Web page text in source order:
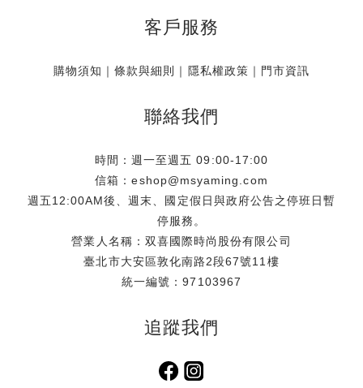
客戶服務
購物須知 ｜條款與細則 ｜ 隱私權政策 ｜ 門市資訊
聯絡我們
時間：週一至週五 09:00-17:00
信箱：eshop@msyaming.com
週五12:00AM後、週末、國定假日與政府公告之停班日暫
停服務。
營業人名稱：双喜國際時尚股份有限公司
臺北市大安區敦化南路2段67號11樓
統一編號：97103967
追蹤我們